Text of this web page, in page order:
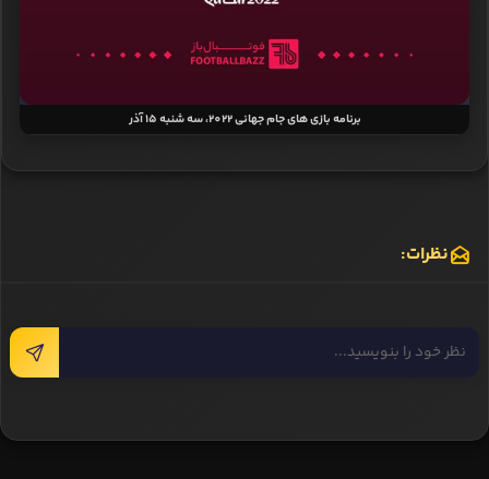
برنامه بازی‌ های جام جهانی 2022، سه شنبه 15 آذر
نظرات: